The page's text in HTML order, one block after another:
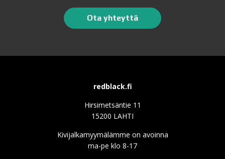
Ota yhteyttä
redblack.fi
Hirsimetsäntie 11
15200 LAHTI
Kivijalkamyymälämme on avoinna
ma-pe klo 8-17